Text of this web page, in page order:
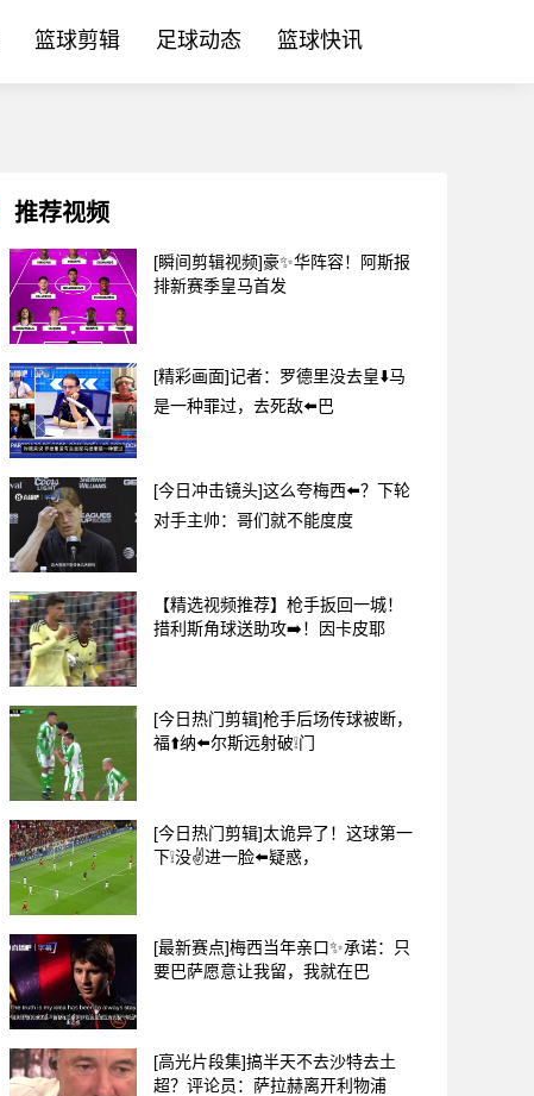
篮球剪辑 足球动态 篮球快讯
推荐视频
[瞬间剪辑视频]豪✨华阵容！阿斯报
排新赛季皇马首发
[精彩画面]记者：罗德里没去皇⬇️马
是一种罪过，去死敌⬅️巴
[今日冲击镜头]这么夸梅西⬅️？下轮
对手主帅：哥们就不能度度
【精选视频推荐】枪手扳回一城！
措利斯角球送助攻➡️！因卡皮耶
[今日热门剪辑]枪手后场传球被断，
福⬆️纳⬅️尔斯远射破❕门
[今日热门剪辑]太诡异了！这球第一
下❕没✌️进一脸⬅️疑惑，
[最新赛点]梅西当年亲口✨承诺：只
要巴萨愿意让我留，我就在巴
[高光片段集]搞半天不去沙特去土
超？评论员：萨拉赫离开利物浦